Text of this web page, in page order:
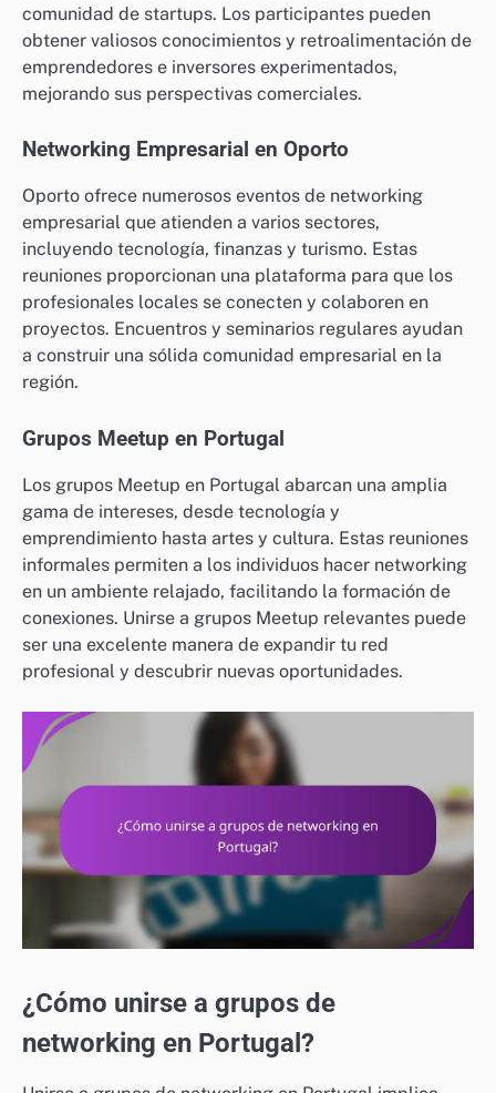
comunidad de startups. Los participantes pueden
obtener valiosos conocimientos y retroalimentación de
emprendedores e inversores experimentados,
mejorando sus perspectivas comerciales.
Networking Empresarial en Oporto
Oporto ofrece numerosos eventos de networking
empresarial que atienden a varios sectores,
incluyendo tecnología, finanzas y turismo. Estas
reuniones proporcionan una plataforma para que los
profesionales locales se conecten y colaboren en
proyectos. Encuentros y seminarios regulares ayudan
a construir una sólida comunidad empresarial en la
región.
Grupos Meetup en Portugal
Los grupos Meetup en Portugal abarcan una amplia
gama de intereses, desde tecnología y
emprendimiento hasta artes y cultura. Estas reuniones
informales permiten a los individuos hacer networking
en un ambiente relajado, facilitando la formación de
conexiones. Unirse a grupos Meetup relevantes puede
ser una excelente manera de expandir tu red
profesional y descubrir nuevas oportunidades.
¿Cómo unirse a grupos de
networking en Portugal?